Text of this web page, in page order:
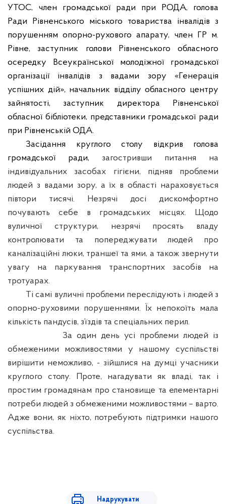
УТОС, член громадської ради при РОДА, голова
Ради Рівненського міського товариства інвалідів з
порушенням опорно-рухового апарату, член ГР м.
Рівне,заступник голови Рівненського обласного
осередку Всеукраїнської молодіжної громадської
організації інвалідів з
вадами зору «Генерація
успішних дій», начальник відділу обласного центру
зайнятості,заступник директора Рівненської
обласної бібліотеки, представники громадської ради
при Рівненській ОДА.
Засідання круглого столу відкрив голова
громадської ради, загостривши питання на
індивідуальних засобах гігієни, підняв проблеми
людей з вадами зору, а їх в області нараховується
півтори тисячі. Незрячі досі дискомфортно
почувають себе в громадських місцях. Щодо
вуличної структури, незрячі просять владу
контролювати та попереджувати людей про
каналізаційні люки, траншеї та ями, а також звернути
увагу на паркування транспортних засобів на
тротуарах.
Ті самі вуличні проблеми переслідують і людей з
опорно-руховими порушеннями. Їх непокоїть мала
кількість пандусів, з’їздів та спеціальних перил.
За один день усі проблеми людей із
обмеженими можливостями у нашому суспільстві
вирішити неможливо, - зійшлися на думці учасники
круглого столу. Проте, нагадувати як владі, так і
простим громадянам про становище та елементарні
потреби людей з обмеженими можливостями – варто.
Адже вони, як ніхто, потребують підтримки нашого
суспільства.
Надрукувати